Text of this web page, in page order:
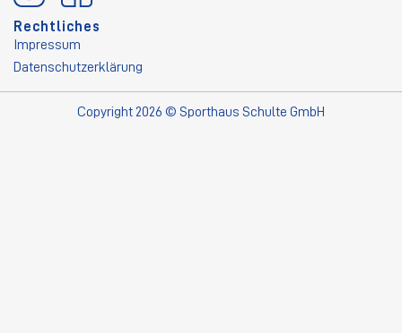
Rechtliches
Impressum
Datenschutzerklärung
Copyright 2026 © Sporthaus Schulte GmbH